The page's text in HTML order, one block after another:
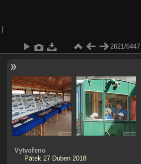
2621/6447
Vytvořeno
Pátek 27 Duben 2018